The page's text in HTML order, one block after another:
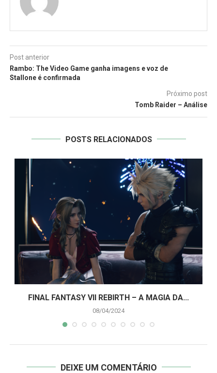
Post anterior
Rambo: The Video Game ganha imagens e voz de
Stallone é confirmada
Próximo post
Tomb Raider – Análise
POSTS RELACIONADOS
FINAL FANTASY VII REBIRTH – A MAGIA DA...
08/04/2024
DEIXE UM COMENTÁRIO